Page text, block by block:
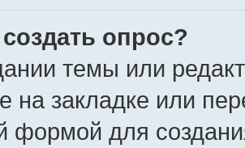
опрос?
темы или
на закладке или
формой для